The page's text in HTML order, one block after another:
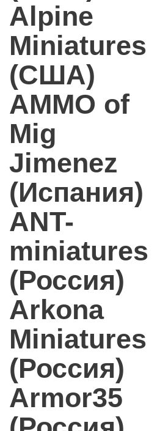
Alpine
Miniatures
(США)
AMMO of
Mig
Jimenez
(Испания)
ANT-
miniatures
(Россия)
Arkona
Miniatures
(Россия)
Armor35